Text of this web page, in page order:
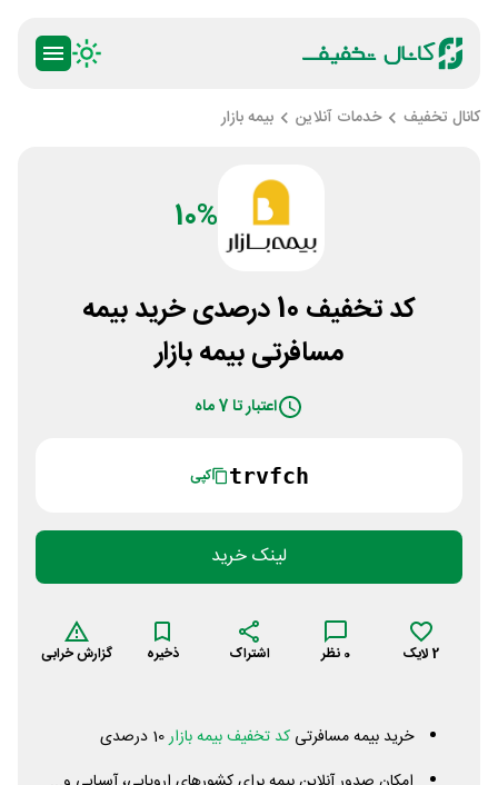
کانال تخفیف خدمات آنلاین بیمه بازار
10%
کد تخفیف 10 درصدی خرید بیمه
مسافرتی بیمه بازار
اعتبار تا 7 ماه
trvfch کپی
لینک خرید
2لایک 0 نظر اشتراک ذخیره گزارش خرابی
خرید بیمه مسافرتی کد تخفیف بیمه بازار10 درصدی